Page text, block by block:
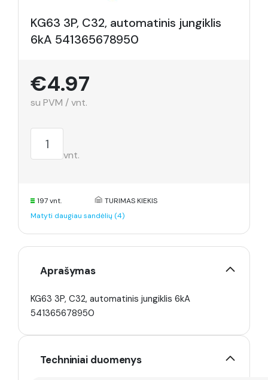
KG63 3P, C32, automatinis jungiklis
6kA 541365678950
€4.97
su PVM / vnt.
vnt.
197 vnt.
TURIMAS KIEKIS
Matyti daugiau sandėlių (4)
Aprašymas
KG63 3P, C32, automatinis jungiklis 6kA
541365678950
Techniniai duomenys